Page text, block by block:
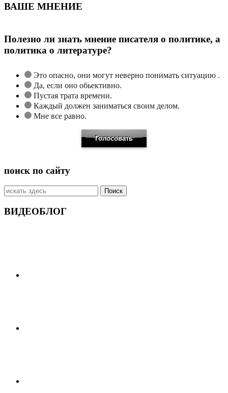
ВАШЕ МНЕНИЕ
Полезно ли знать мнение писателя о политике, а
политика о литературе?
Это опасно, они могут неверно понимать ситуацию .
Да, если оно обьективно.
Пустая трата времени.
Каждый должен заниматься своим делом.
Мне все равно.
поиск по сайту
Искать:
ВИДЕОБЛОГ